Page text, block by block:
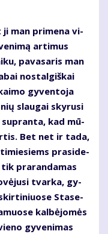
ji man pri­me­na vi­
ar­ti­mus
pa­va­sa­ris man
nos­tal­giš­kai
gy­ven­to­ja
slau­gai sky­ru­si
su­pran­ta, kad mū­
Bet net ir ta­da,
pra­si­de­
pra­ran­da­mas
tvar­ka, gy­
Sta­se­
kal­bė­jo­mės
gy­ve­ni­mas